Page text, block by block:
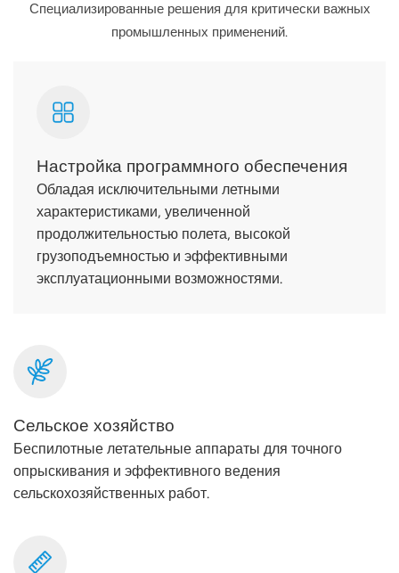
Специализированные решения для критически важных
промышленных применений.
Настройка программного обеспечения
Обладая исключительными летными
характеристиками, увеличенной
продолжительностью полета, высокой
грузоподъемностью и эффективными
эксплуатационными возможностями.
Сельское хозяйство
Беспилотные летательные аппараты для точного
опрыскивания и эффективного ведения
сельскохозяйственных работ.